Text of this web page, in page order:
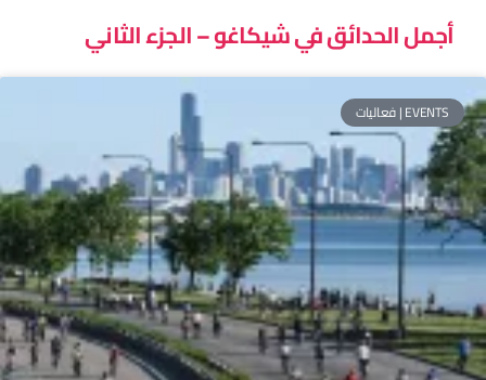
أجمل الحدائق في شيكاغو – الجزء الثاني
EVENTS | فعاليات